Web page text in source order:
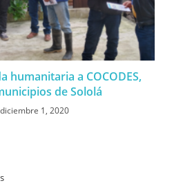
humanitaria a COCODES,
de Sololá
diciembre 1, 2020